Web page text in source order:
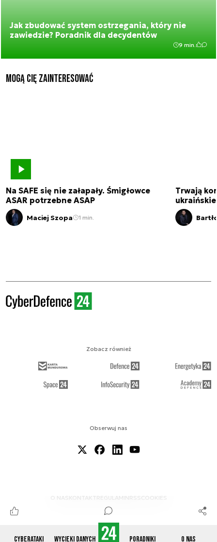
Cyberataki Wycieki danych Poradniki O nas
Jak zbudować system ostrzegania, który nie
zawiedzie? Poradnik dla decydentów
9 min.
Mogą Cię zainteresować
Na SAFE się nie załapały. Śmigłowce
ASAR potrzebne ASAP
Maciej Szopa 1 min.
Trwają
Obserwuj nas
O NAS KONTAKTREGULAMINRSS COOKIES
Zobacz również